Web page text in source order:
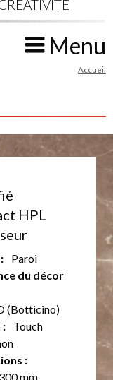
Menu
Accueil
HPL
Paroi
du décor
(Botticino)
:
Touch
:
mm